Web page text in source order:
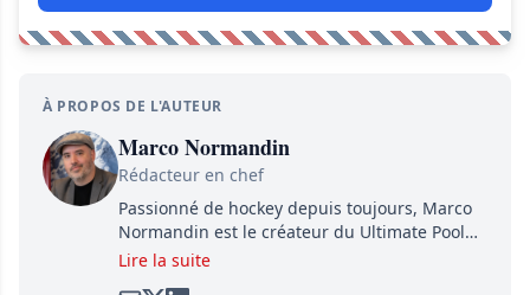
À PROPOS DE L'AUTEUR
Marco Normandin
Rédacteur en chef
Passionné de hockey depuis toujours, Marco
Normandin est le créateur du Ultimate Pool
Preview, une référence mondiale en guide de
Lire la suite